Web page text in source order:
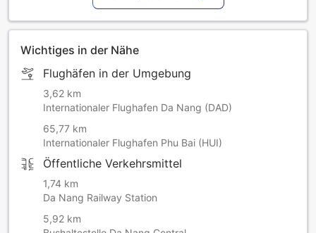
Wichtiges in der Nähe
Flughäfen in der Umgebung
3,62 km
Internationaler Flughafen Da Nang (DAD)
65,77 km
Internationaler Flughafen Phu Bai (HUI)
Öffentliche Verkehrsmittel
1,74 km
Da Nang Railway Station
5,92 km